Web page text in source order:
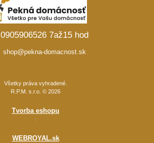
0905906526 7až15 hod
shop@pekna-domacnost.sk
Všetky práva vyhradené.
R.P.M. s.r.o. © 2026
Tvorba eshopu
:
WEBROYAL.sk